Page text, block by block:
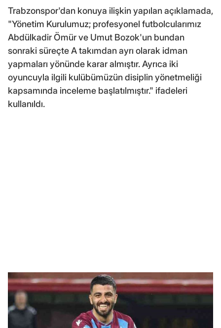
Trabzonspor'dan konuya ilişkin yapılan açıklamada,
"Yönetim Kurulumuz; profesyonel futbolcularımız
Abdülkadir Ömür ve Umut Bozok'un bundan
sonraki süreçte A takımdan ayrı olarak idman
yapmaları yönünde karar almıştır. Ayrıca iki
oyuncuyla ilgili kulübümüzün disiplin yönetmeliği
kapsamında inceleme başlatılmıştır." ifadeleri
kullanıldı.